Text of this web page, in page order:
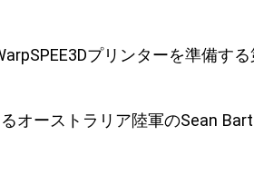
プリンターを準備す
オーストラリア陸軍のSean